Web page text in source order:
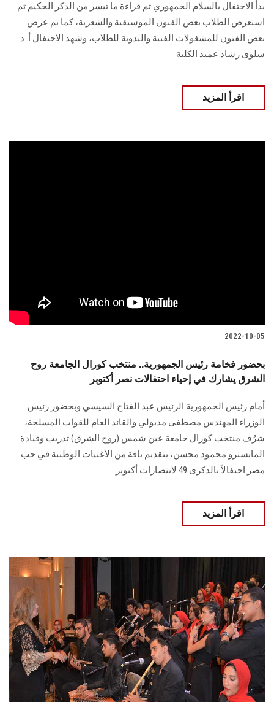
الموظفون
بدأ الاحتفال بالسلام الجمهوري ثم قراءة ما تيسر من الذكر الحكيم ثم
استعرض الطلاب بعض الفنون الموسيقية والشعرية، كما تم عرض
بعض الفنون للمشغولات الفنية واليدوية للطلاب، وشهد الاحتفال أ. د.
سلوى رشاد عميد الكلية
اقرأ المزيد
2022-10-05
بحضور فخامة رئيس الجمهورية.. منتخب كورال الجامعة روح
الشرق يشارك في إحياء احتفالات نصر أكتوبر
أمام رئيس الجمهورية الرئيس عبد الفتاح السيسي وبحضور رئيس
الوزراء المهندس مصطفى مدبولي والقائد العام للقوات المسلحة،
شرُف منتخب كورال جامعة عين شمس (روح الشرق) تدريب وقيادة
المايسترو محمود محسن، بتقديم باقة من الأغنيات الوطنية في حب
مصر احتفالاً بالذكرى 49 لانتصارات أكتوبر
اقرأ المزيد